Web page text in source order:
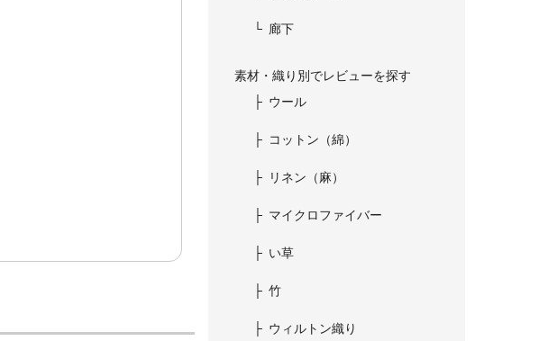
廊下
素材・織り別でレビューを探す
ウール
コットン（綿）
リネン（麻）
マイクロファイバー
い草
竹
ウィルトン織り